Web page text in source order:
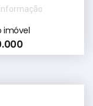
imóvel